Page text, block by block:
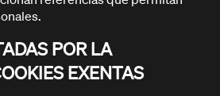
POR LA
EXENTAS